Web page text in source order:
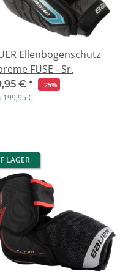
Ellenbogenschutz
FUSE - Sr.
€ * -25%
199,95 €
LAGER